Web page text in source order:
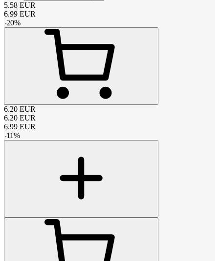
5.58 EUR
6.99 EUR
-20%
6.20 EUR
6.20 EUR
6.99 EUR
-11%